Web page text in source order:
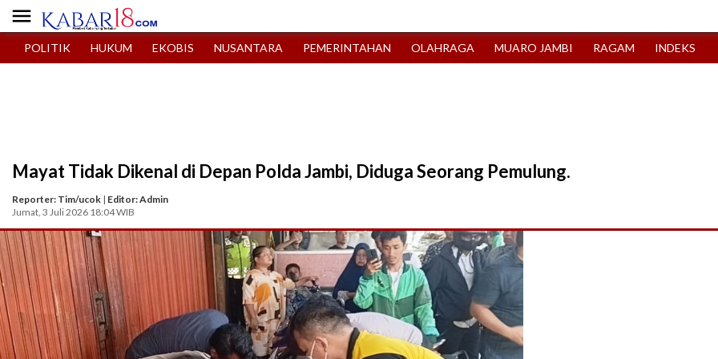

POLITIK HUKUM EKOBIS NUSANTARA PEMERINTAHAN OLAHRAGA MUARO JAMBI RAGAM INDEKS
Mayat Tidak Dikenal di Depan Polda Jambi, Diduga Seorang Pemulung.
Reporter: Tim/ucok | Editor: Admin
Jumat, 3 Juli 2026 18:04 WIB